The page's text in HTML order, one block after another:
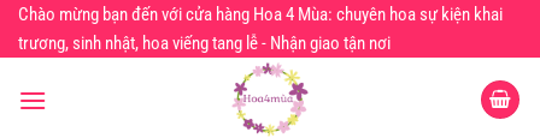
Chuyển
đến
dung
Chào mừng bạn đến với cửa hàng Hoa 4 Mùa: chuyên hoa sự kiện khai
trương, sinh nhật, hoa viếng tang lễ - Nhận giao tận nơi